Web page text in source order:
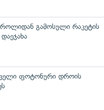
გამოსული რაკეტის
ფოტონური დროის